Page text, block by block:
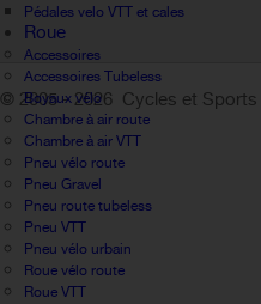
Pédales velo VTT et cales
Roue
Accessoires
Accessoires Tubeless
Boyaux vélo
Chambre à air route
Chambre à air VTT
Pneu vélo route
Pneu Gravel
Pneu route tubeless
Pneu VTT
Pneu vélo urbain
Roue vélo route
Roue VTT
© 2005 -2026 Cycles et Sports |